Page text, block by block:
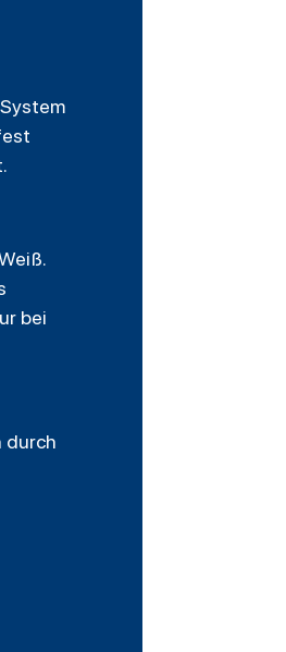
bei
durch